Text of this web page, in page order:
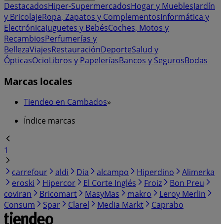
DestacadosHiper-SupermercadosHogar y MueblesJardín
y BricolajeRopa, Zapatos y ComplementosInformática y
ElectrónicaJuguetes y BebésCoches, Motos y
RecambiosPerfumerías y
BellezaViajesRestauraciónDeporteSalud y
ÓpticasOcioLibros y PapeleríasBancos y SegurosBodas
Marcas locales
Tiendeo en Cambados»
Índice marcas
1
carrefour
aldi Dia alcampo Hiperdino
Alimerka
eroski
Hipercor El Corte Inglés Froiz
Bon Preu
coviran
Bricomart MasyMas makro
Leroy Merlin
Consum
Spar Clarel Media Markt Caprabo